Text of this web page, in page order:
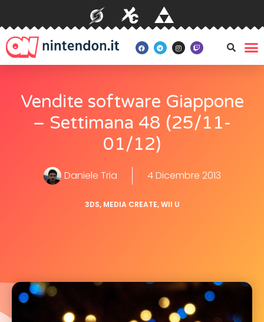
Vendite software Giappone
– Settimana 48 (25/11-
01/12)
Daniele Tria 4 Dicembre 2013
3DS, MEDIA CREATE,WII U